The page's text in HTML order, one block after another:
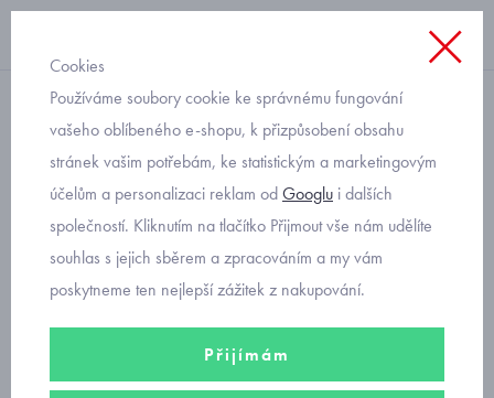
dívky
dívčí trička
Mayoral dívčí tričkaa halenkyse vyznačují vyjímečným
vzhledem, kvalitou a příjemnými materiály. V nabídce dívčí
což odpovídá věku od 2 do 18 let.
Cookies
Používáme soubory cookie ke správnému fungování
vašeho oblíbeného e-shopu, k přizpůsobení obsahu
stránek vašim potřebám, ke statistickým a marketingovým
účelům a personalizaci reklam odGooglu i dalších
společností. Kliknutím na tlačítko Přijmout vše nám udělíte
souhlas s jejich sběrem a zpracováním a my vám
poskytneme ten nejlepší zážitek z nakupování.
Přijímám